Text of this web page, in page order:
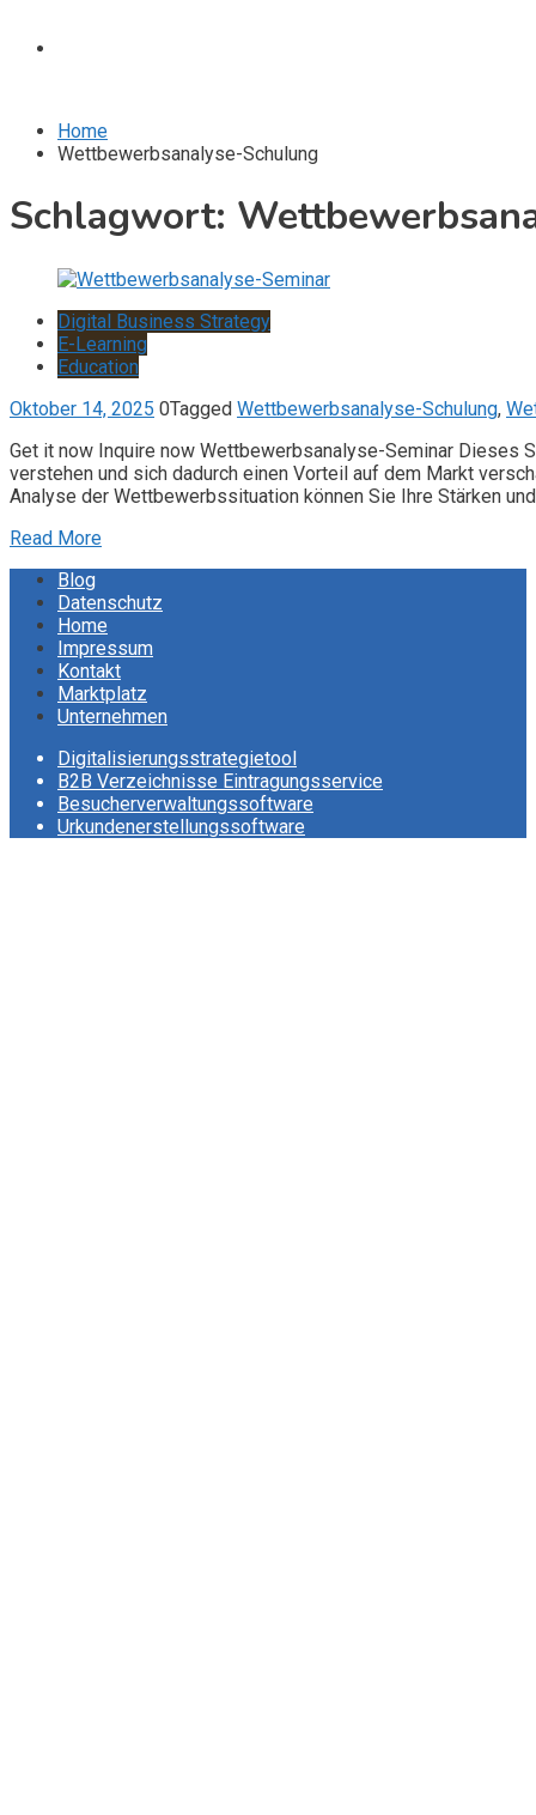
Home
Wettbewerbsanalyse-Schulung
Schlagwort:
Digital Business Strategy
E-Learning
Education
Oktober 14, 2025 0Tagged Wettbewerbsanalyse-Schulung,
Get it now Inquire now Wettbewerbsanalyse-Seminar Dieses
verstehen und sich dadurch einen Vorteil auf dem Markt
Analyse der Wettbewerbssituation können Sie Ihre Stärken
Read More
Blog
Datenschutz
Home
Impressum
Kontakt
Marktplatz
Unternehmen
Digitalisierungsstrategietool
B2B Verzeichnisse Eintragungsservice
Besucherverwaltungssoftware
Urkundenerstellungssoftware